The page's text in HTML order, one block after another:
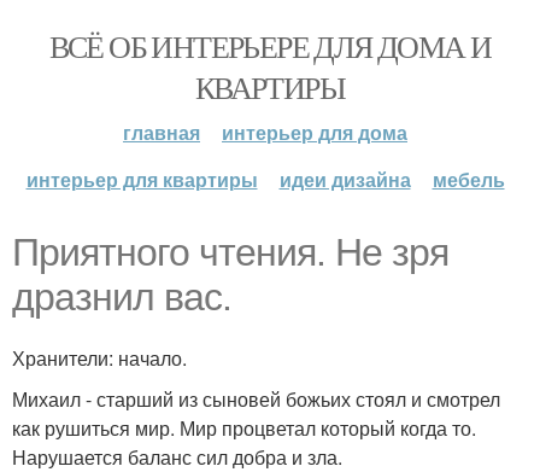
ВСЁ ОБ ИНТЕРЬЕРЕ ДЛЯ ДОМА И
КВАРТИРЫ
главная
интерьер для дома
интерьер для квартиры
идеи дизайна мебель
Приятного чтения. Не зря
дразнил вас.
Хранители: начало.
Михаил - старший из сыновей божьих стоял и смотрел
как рушиться мир. Мир процветал который когда то.
Нарушается баланс сил добра и зла.